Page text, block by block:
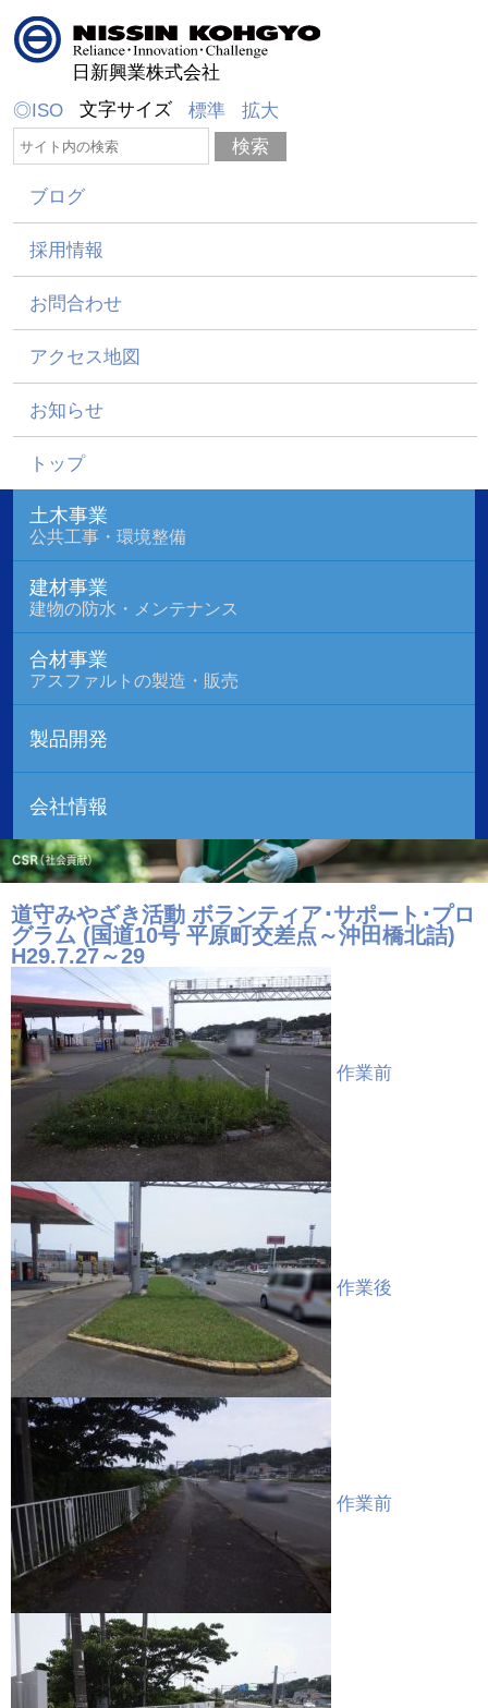
日新興業株式会社
◎ISO
文字サイズ 標準 拡大
ブログ
採用情報
お問合わせ
アクセス地図
お知らせ
トップ
土木事業
公共工事・環境整備
建材事業
建物の防水・メンテナンス
合材事業
アスファルトの製造・販売
製品開発
会社情報
道守みやざき活動 ボランティア･サポート･プロ
グラム (国道10号 平原町交差点～沖田橋北詰)
H29.7.27～29
作業前
作業後
作業前